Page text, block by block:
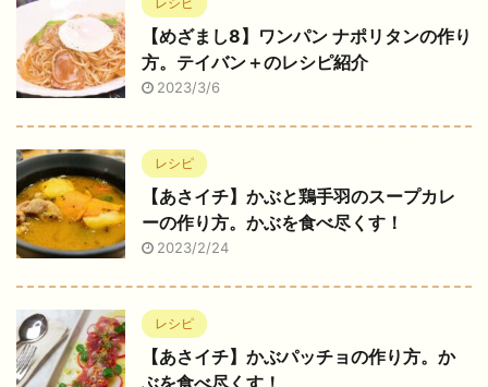
【めざまし8】ワンパン ナポリタンの作り
方。テイバン＋のレシピ紹介
2023/3/6
レシピ
【あさイチ】かぶと鶏手羽のスープカレ
ーの作り方。かぶを食べ尽くす！
2023/2/24
レシピ
【あさイチ】かぶパッチョの作り方。か